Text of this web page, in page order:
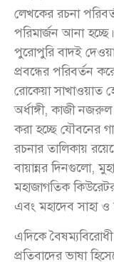
লেখকের রচনা
পরিমার্জন আনা
পুরোপুরি বাদই দেওয়া
প্রবন্ধের পরিবর্তন
রোকেয়া সাখাওয়াত
অর্ধাঙ্গী, কাজী
করা হচ্ছে যৌবনের
রচনার তালিকায়
বায়ান্নর দিনগুলো,
মহাজাগতিক
এবং মহাদেব সাহা ও
এদিকে বৈষম্যবিরোধী
প্রতিবাদের ভাষা